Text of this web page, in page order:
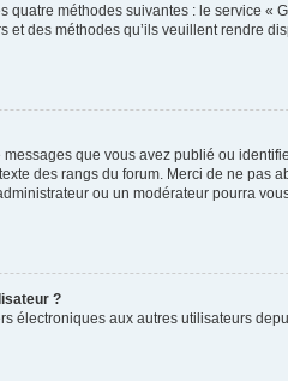
méthodes suivantes : le service «
des méthodes qu’ils veuillent rendre
que vous avez publié ou
des rangs du forum. Merci de ne pas
ou un modérateur pourra
?
aux autres utilisateurs